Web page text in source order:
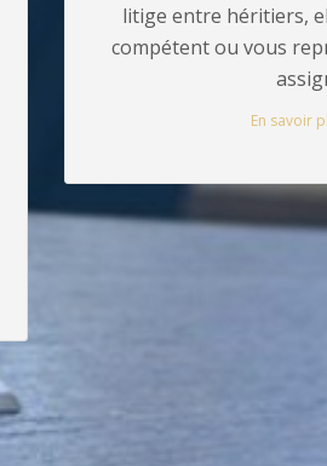
litige entre héritiers,
compétent ou vous
En savoir